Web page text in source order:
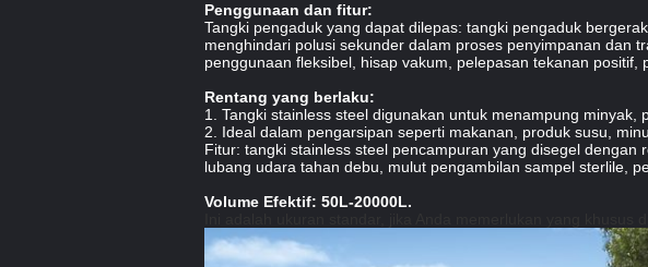
Penggunaan dan fitur:
Tangki pengaduk yang dapat dilepas: tangki pengaduk
menghindari polusi sekunder dalam proses penyimpanan dan
penggunaan fleksibel, hisap vakum, pelepasan tekanan positif,
Rentang yang berlaku:
1. Tangki stainless steel digunakan untuk menampung minyak,
2. Ideal dalam pengarsipan seperti makanan, produk susu,
Fitur: tangki stainless steel pencampuran yang disegel
lubang udara tahan debu, mulut pengambilan sampel sterlile,
Volume Efektif: 50L-20000L.